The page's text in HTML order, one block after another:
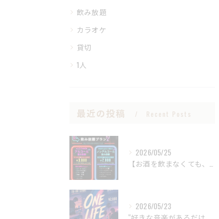
飲み放題
カラオケ
貸切
1人
最近の投稿 Recent Posts
2026/05/25
2026/05/23